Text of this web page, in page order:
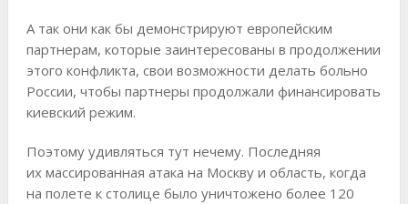
А так они как бы демонстрируют европейским
партнерам, которые заинтересованы в продолжении
этого конфликта, свои возможности делать больно
России, чтобы партнеры продолжали финансировать
киевский режим.
Поэтому удивляться тут нечему. Последняя
их массированная атака на Москву и область, когда
на полете к столице было уничтожено более 120